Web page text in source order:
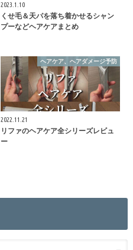
2023.1.10
くせ毛＆天パを落ち着かせるシャン
プーなどヘアケアまとめ
ヘアケア、ヘアダメージ予防
2022.11.21
リファのヘアケア全シリーズレビュ
ー